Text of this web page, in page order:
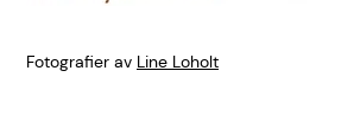
Fotografier av Line Loholt